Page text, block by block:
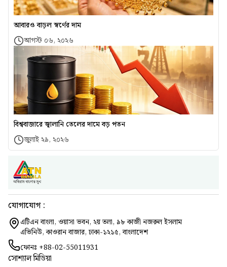
আবারও বাড়ল স্বর্ণের দাম
আগস্ট ০৬, ২০২৬
বিশ্ববাজারে জ্বালানি তেলের দামে বড় পতন
জুলাই ২৯, ২০২৬
যোগাযোগ :
এটিএন বাংলা, ওয়াসা ভবন, ২য় তলা, ৯৮ কাজী নজরুল ইসলাম
এভিনিউ, কাওরান বাজার, ঢাকা-১২১৫, বাংলাদেশ
ফোনঃ +88-02-55011931
সোশ্যাল মিডিয়া